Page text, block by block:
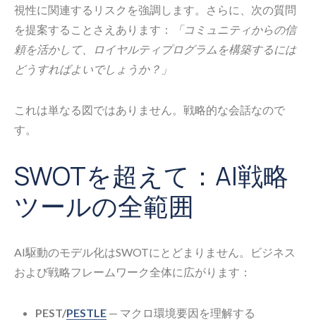
視性に関連するリスクを強調します。さらに、次の質問
を提案することさえあります：
「コミュニティからの信
頼を活かして、ロイヤルティプログラムを構築するには
どうすればよいでしょうか？」
これは単なる図ではありません。戦略的な会話なので
す。
SWOTを超えて：AI戦略
ツールの全範囲
AI駆動のモデル化はSWOTにとどまりません。ビジネス
および戦略フレームワーク全体に広がります：
PEST/PESTLE — マクロ環境要因を理解する